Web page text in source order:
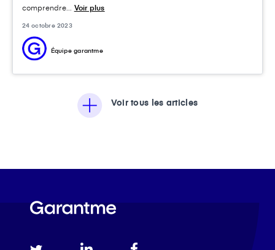
comprendre... Voir plus
24 octobre 2023
Équipe garantme
Voir tous les articles